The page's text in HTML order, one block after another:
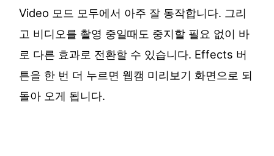
Video 모드 모두에서 아주 잘 동작합니다. 그리
고 비디오를 촬영 중일때도 중지할 필요 없이 바
로 다른 효과로 전환할 수 있습니다. Effects 버
튼을 한 번 더 누르면 웹캠 미리보기 화면으로 되
돌아 오게 됩니다.